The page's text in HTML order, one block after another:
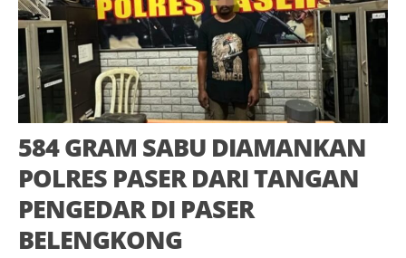
584 GRAM SABU DIAMANKAN
POLRES PASER DARI TANGAN
PENGEDAR DI PASER
BELENGKONG